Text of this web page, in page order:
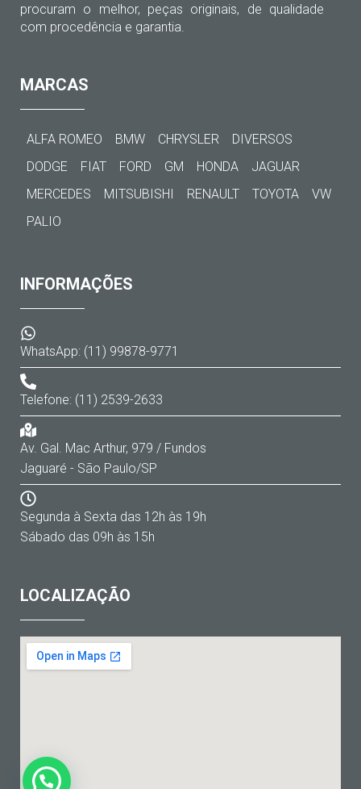
procuram o melhor, peças originais, de qualidade
com procedência e garantia.
MARCAS
ALFA ROMEO BMW CHRYSLER
DIVERSOS
DODGE
FIAT FORD GM HONDA
JAGUAR
MERCEDES
MITSUBISHI RENAULT TOYOTA
VW
PALIO
INFORMAÇÕES
WhatsApp: (11) 99878-9771
Telefone: (11) 2539-2633
Av. Gal. Mac Arthur, 979 / Fundos
Jaguaré - São Paulo/SP
Segunda à Sexta das 12h às 19h
Sábado das 09h às 15h
LOCALIZAÇÃO